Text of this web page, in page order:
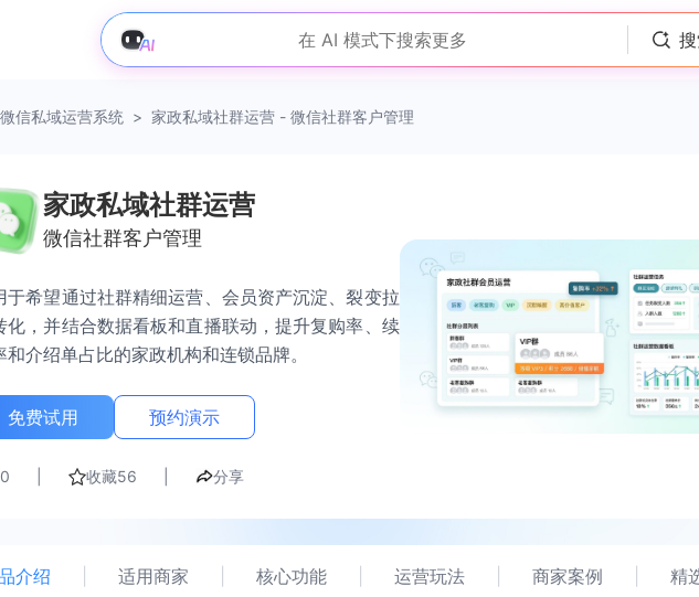
在 AI 模式下搜索更多
微信私域运营系统 > 家政私域社群运营 - 微信社群客户管理
家政私域社群运营
微信社群客户管理
于希望通过社群精细运营、会员资产沉淀、裂变拉
化，并结合数据看板和直播联动，提升复购率、续
和介绍单占比的家政机构和连锁品牌。
免费试用 预约演示
收藏56 分享
介绍 适用商家 核心功能 运营玩法 商家案例 精